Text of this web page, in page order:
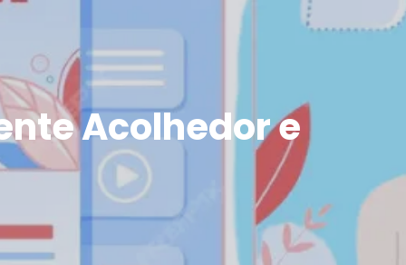
Acolhedor e